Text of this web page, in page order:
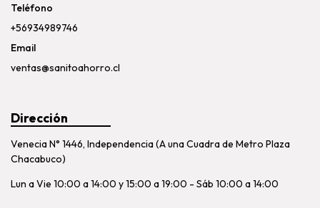
Teléfono
+56934989746
Email
ventas@sanitoahorro.cl
Dirección
Venecia N° 1446, Independencia (A una Cuadra de Metro Plaza
Chacabuco)
Lun a Vie 10:00 a 14:00 y 15:00 a 19:00 - Sáb 10:00 a 14:00